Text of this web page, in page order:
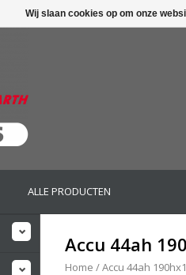
ALLE PRODUCTEN
Accu 44ah
Home /Accu 44ah
Wij slaan cookies op om onze